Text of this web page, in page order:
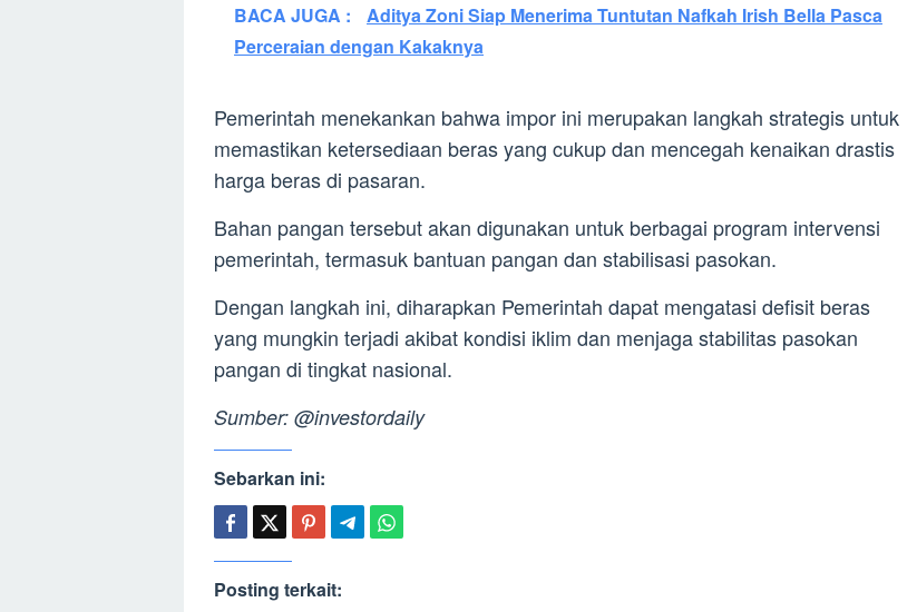
BACA JUGA :
Aditya Zoni Siap Menerima Tuntutan Nafkah Irish Bella Pasca
Perceraian dengan Kakaknya
Pemerintah menekankan bahwa impor ini merupakan langkah strategis untuk
memastikan ketersediaan beras yang cukup dan mencegah kenaikan drastis
harga beras di pasaran.
Bahan pangan tersebut akan digunakan untuk berbagai program intervensi
pemerintah, termasuk bantuan pangan dan stabilisasi pasokan.
Dengan langkah ini, diharapkan Pemerintah dapat mengatasi defisit beras
yang mungkin terjadi akibat kondisi iklim dan menjaga stabilitas pasokan
pangan di tingkat nasional.
Sumber: @investordaily
Sebarkan ini:
Posting terkait: